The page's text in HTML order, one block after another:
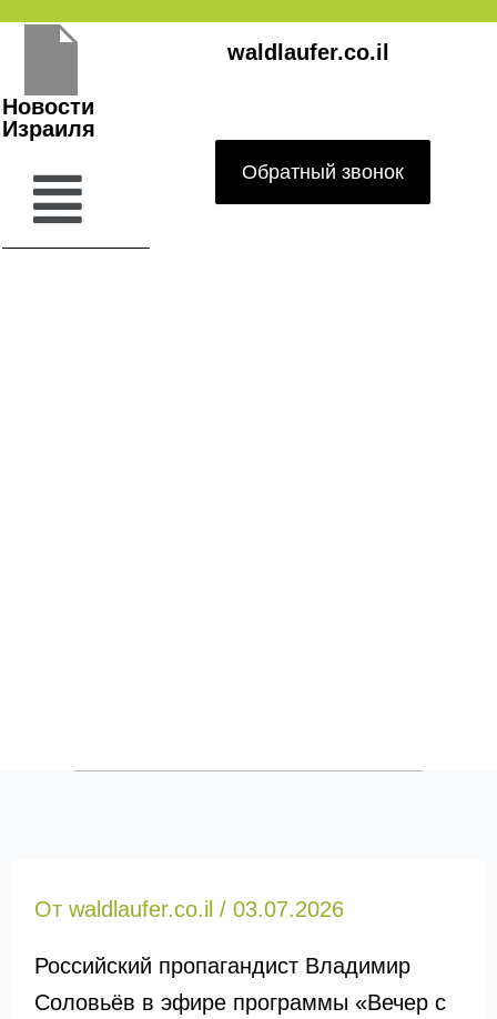
Перейти
содержимому
waldlaufer.co.il
Новости
Израиля
Обратный звонок
От waldlaufer.co.il / 03.07.2026
Российский пропагандист Владимир
Соловьёв в эфире программы «Вечер с